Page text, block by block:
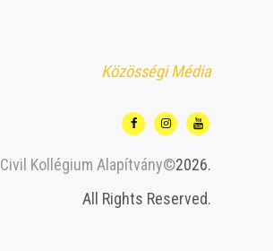
Közösségi Média
Civil Kollégium Alapítvány©2026.
All Rights Reserved.